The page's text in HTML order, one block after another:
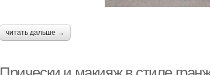
читать дальше →